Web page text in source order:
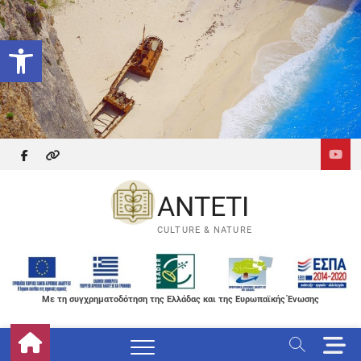
Ανοίξτε τη γραμμή εργαλείων
Skip
to
content
facebook
themefreesia
ANTETI
CULTURE & NATURE
Με τη συγχρηματοδότηση της Ελλάδας και της Ευρωπαϊκής Ένωσης
M
e